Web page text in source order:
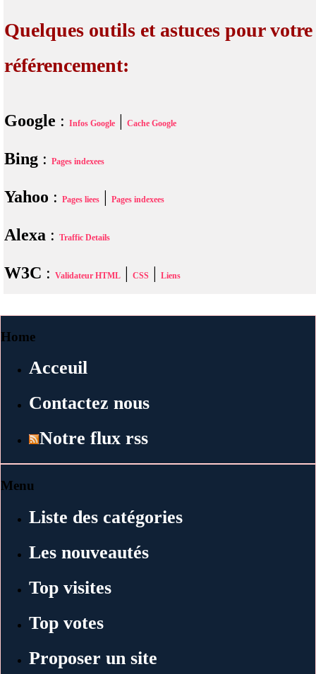
Quelques outils et astuces pour votre
référencement:
Google : Infos Google | Cache Google
Bing : Pages indexees
Yahoo : Pages liees | Pages indexees
Alexa : Traffic Details
W3C : Validateur HTML | CSS | Liens
Home
Acceuil
Contactez nous
Notre flux rss
Menu
Liste des catégories
Les nouveautés
Top visites
Top votes
Proposer un site